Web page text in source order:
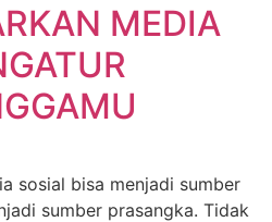
MEDIA
sosial bisa menjadi sumber
sumber prasangka. Tidak